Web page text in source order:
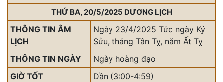
THỨ BA, 20/5/2025 DƯƠNG LỊCH
THÔNG TIN ÂM
LỊCH
Ngày 23/4/2025 Tức ngày Kỷ
Sửu, tháng Tân Tỵ, năm Ất Tỵ
THÔNG TIN NGÀY
Ngày hoàng đạo
GIỜ TỐT
Dần (3:00-4:59)